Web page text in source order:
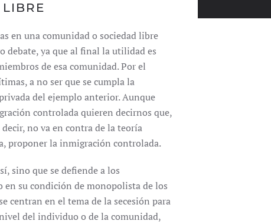
en una comunidad o sociedad libre
debate, ya que al final la utilidad es
de esa comunidad. Por el
a no ser que se cumpla la
del ejemplo anterior. Aunque
controlada quieren decirnos que,
no va en contra de la teoría
proponer la inmigración controlada.
sino que se defiende a los
en su condición de monopolista de los
centran en el tema de la secesión para
del individuo o de la comunidad,